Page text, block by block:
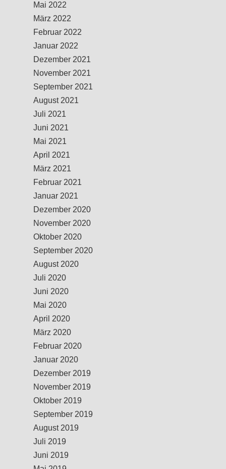
Mai 2022
März 2022
Februar 2022
Januar 2022
Dezember 2021
November 2021
September 2021
August 2021
Juli 2021
Juni 2021
Mai 2021
April 2021
März 2021
Februar 2021
Januar 2021
Dezember 2020
November 2020
Oktober 2020
September 2020
August 2020
Juli 2020
Juni 2020
Mai 2020
April 2020
März 2020
Februar 2020
Januar 2020
Dezember 2019
November 2019
Oktober 2019
September 2019
August 2019
Juli 2019
Juni 2019